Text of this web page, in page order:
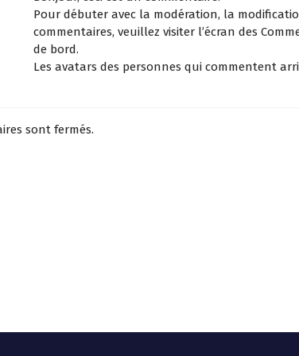
Pour débuter avec la modération, la
commentaires, veuillez visiter l’écran des
de bord.
Les avatars des personnes qui commentent
sont fermés.